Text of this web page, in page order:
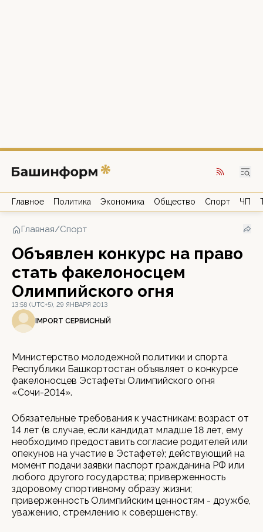
Главное Политика Экономика Общество Спорт ЧП
Главная/Спорт
Объявлен конкурс на право
стать факелоносцем
Олимпийского огня
13:58 (UTC+5), 29 ЯНВАРЯ 2013
IMPORT СЕРВИСНЫЙ
Министерство молодежной политики и спорта
Республики Башкортостан объявляет о конкурсе
факелоносцев Эстафеты Олимпийского огня
«Сочи-2014».
Обязательные требования к участникам: возраст от
14 лет (в случае, если кандидат младше 18 лет, ему
необходимо предоставить согласие родителей или
опекунов на участие в Эстафете); действующий на
момент подачи заявки паспорт гражданина РФ или
любого другого государства; приверженность
здоровому спортивному образу жизни;
приверженность Олимпийским ценностям - дружбе,
уважению, стремлению к совершенству.